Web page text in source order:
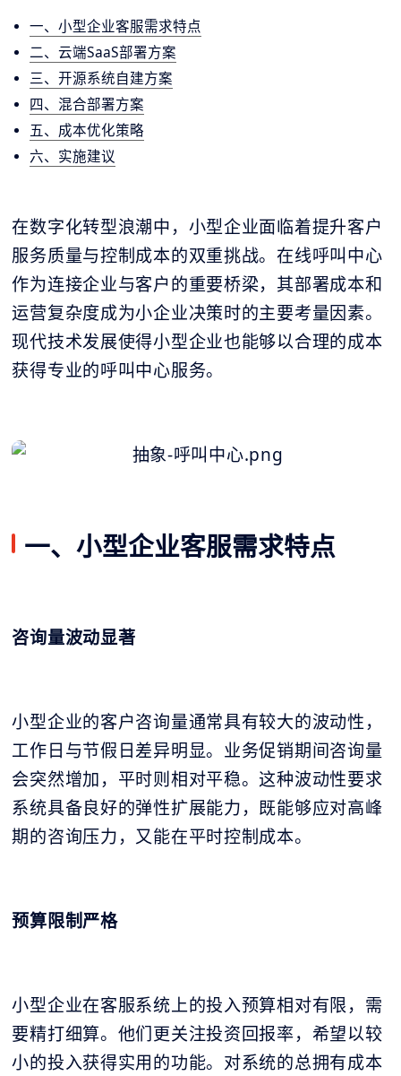
一、小型企业客服需求特点
二、云端SaaS部署方案
三、开源系统自建方案
四、混合部署方案
五、成本优化策略
六、实施建议
在数字化转型浪潮中，小型企业面临着提升客户
服务质量与控制成本的双重挑战。在线呼叫中心
作为连接企业与客户的重要桥梁，其部署成本和
运营复杂度成为小企业决策时的主要考量因素。
现代技术发展使得小型企业也能够以合理的成本
获得专业的呼叫中心服务。
一、小型企业客服需求特点
咨询量波动显著
小型企业的客户咨询量通常具有较大的波动性，
工作日与节假日差异明显。业务促销期间咨询量
会突然增加，平时则相对平稳。这种波动性要求
系统具备良好的弹性扩展能力，既能够应对高峰
期的咨询压力，又能在平时控制成本。
预算限制严格
小型企业在客服系统上的投入预算相对有限，需
要精打细算。他们更关注投资回报率，希望以较
小的投入获得实用的功能。对系统的总拥有成本